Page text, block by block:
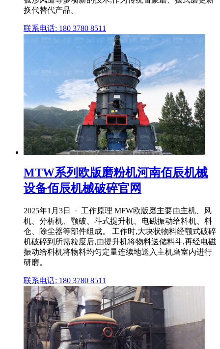
换代替代产品。
联系电话: 180 3780 8511
MTW系列欧版磨粉机河南佰辰机械
设备佰辰机械破碎官网
2025年1月3日 · 工作原理 MFW欧版磨主要由主机、风
机、分析机、颚破、斗式提升机、电磁振动给料机、料
仓、除尘器等部件组成。 工作时,大块状物料经颚式破碎
机破碎到所需粒度后,由提升机将物料送储料斗,再经电磁
振动给料机将物料均匀定量连续地送入主机磨室内进行
研磨。
联系电话: 180 3780 8511